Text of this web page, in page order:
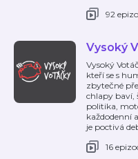
92
Vysoký
Vysoký
kteří se s
zbytečné
chlapy baví,
politika,
každodenní
je poctivá
16